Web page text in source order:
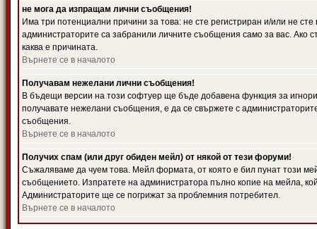
не мога да изпращам лични съобщения!
Има три потенциални причини за това: не сте регистриран и/или не
администраторите са забранили личните съобщения само за вас. Ако
каква е причината.
Върнете се в началото
Получавам нежелани лични съобщения!
В бъдещи версии на този софтуер ще бъде добавена функция за
получавате нежелани съобщения, е да се свържете с
съобщения.
Върнете се в началото
Получих спам (или друг обиден мейл) от някой от тези форуми!
Съжаляваме да чуем това. Мейл формата, от която е бил пунат този
съобщението. Изпратете на администратора пълно копие на мейла,
Администраторите ще се погрижат за проблемния потребител.
Върнете се в началото